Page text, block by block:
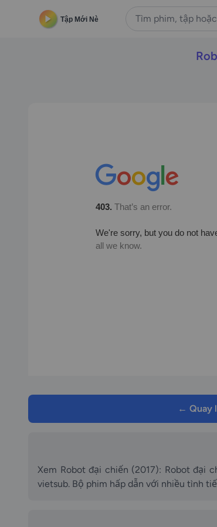
Tập Mới Nè
← Quay
Xem Robot đại chiến (2017): Robot đại
vietsub. Bộ phim hấp dẫn với nhiều tình